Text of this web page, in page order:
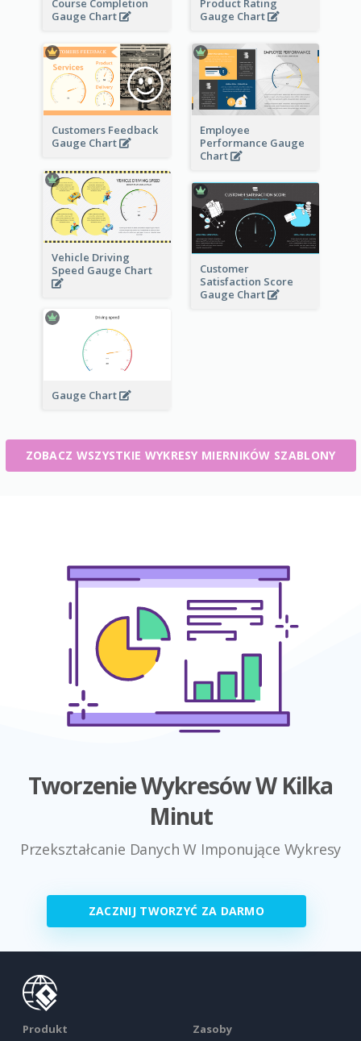
Course Completion
Gauge Chart
Product Rating
Gauge Chart
Customers Feedback
Gauge Chart
Employee
Performance Gauge
Chart
Vehicle Driving
Speed Gauge Chart
Customer
Satisfaction Score
Gauge Chart
Gauge Chart
ZOBACZ WSZYSTKIE WYKRESY MIERNIKÓW SZABLONY
Tworzenie Wykresów W Kilka
Minut
Przekształcanie Danych W Imponujące Wykresy
ZACZNIJ TWORZYĆ ZA DARMO
Produkt Zasoby